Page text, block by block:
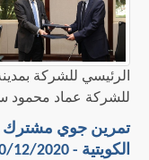
الرئيسي للشركة
للشركة عماد محمود
تمرين جوي مشترك
الكويتية - 10/12/2020